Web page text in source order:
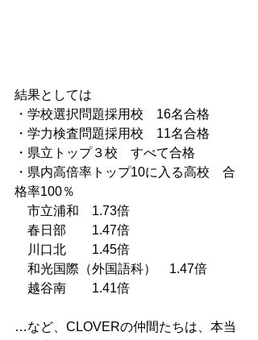
結果としては
・学校選択問題採用校　16名合格
・学力検査問題採用校　11名合格
・県立トップ３校　すべて合格
・県内高倍率トップ10に入る高校　合
格率100％
市立浦和　1.73倍
春日部　　1.47倍
川口北　　1.45倍
和光国際（外国語科）　1.47倍
越谷南　　1.41倍
…など、CLOVERの仲間たちは、本当